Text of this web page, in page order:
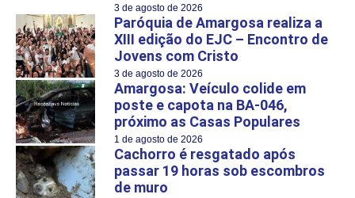
3 de agosto de 2026
Paróquia de Amargosa realiza a
XIII edição do EJC – Encontro de
Jovens com Cristo
3 de agosto de 2026
Amargosa: Veículo colide em
poste e capota na BA-046,
próximo as Casas Populares
1 de agosto de 2026
Cachorro é resgatado após
passar 19 horas sob escombros
de muro